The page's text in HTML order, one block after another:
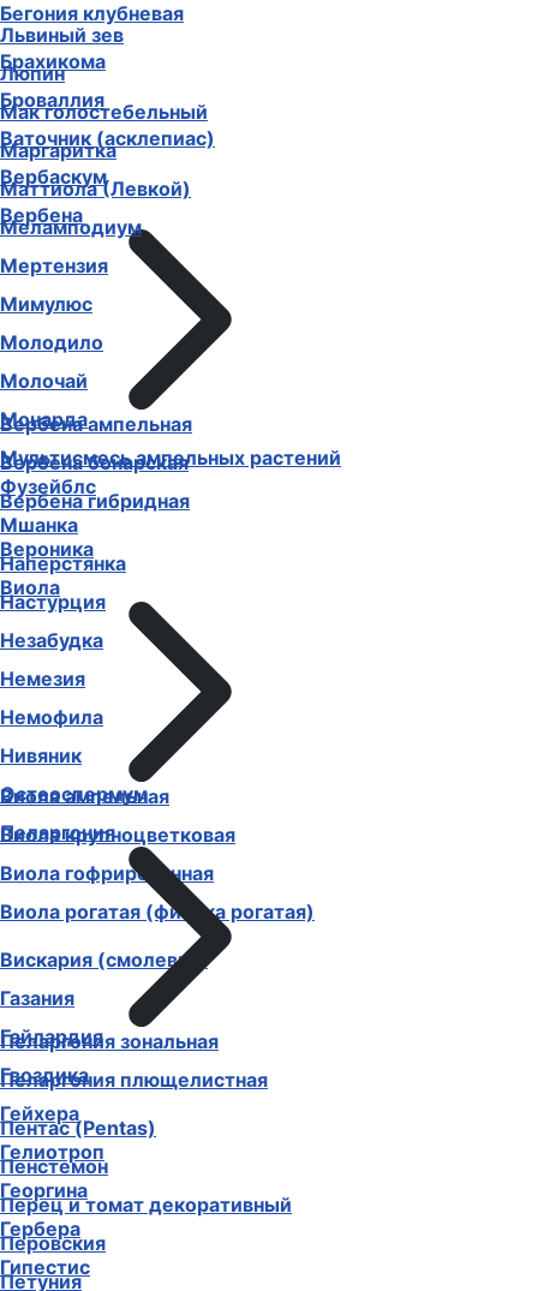
Бегония клубневая
Брахикома
Броваллия
Ваточник (асклепиас)
Вербаскум
Вербена
Вербена ампельная
Вербена бонарская
Вербена гибридная
Вероника
Виола
Виола ампельная
Виола крупноцветковая
Виола гофрированная
Виола рогатая (фиалка рогатая)
Вискария (смолевка)
Газания
Гайлардия
Гвоздика
Гейхера
Гелиотроп
Георгина
Гербера
Гипестис
Львиный зев
Люпин
Мак голостебельный
Маргаритка
Маттиола (Левкой)
Меламподиум
Мертензия
Мимулюс
Молодило
Молочай
Монарда
Мультисмесь ампельных растений
Фузейблс
Мшанка
Наперстянка
Настурция
Незабудка
Немезия
Немофила
Нивяник
Остеоспермум
Пеларгония
Пеларгония зональная
Пеларгония плющелистная
Пентас (Pentas)
Пенстемон
Перец и томат декоративный
Перовския
Петуния